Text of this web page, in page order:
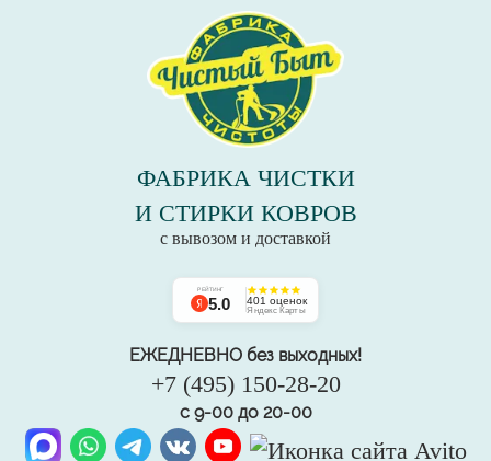
ФАБРИКА ЧИСТКИ
И СТИРКИ КОВРОВ
с вывозом и доставкой
РЕЙТИНГ
5.0 401 оценок
Яндекс Карты
ЕЖЕДНЕВНО без выходных!
+7 (495) 150-28-20
с 9-00 до 20-00